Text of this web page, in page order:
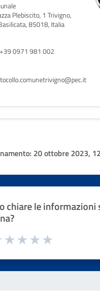
Plebiscito, 1 Trivigno,
85018, Italia
0971 981 002
20 ottobre 2023,
chiare le informazioni
la pagina